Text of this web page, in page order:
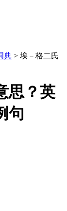
典 > 埃－格二氏
思？英
句